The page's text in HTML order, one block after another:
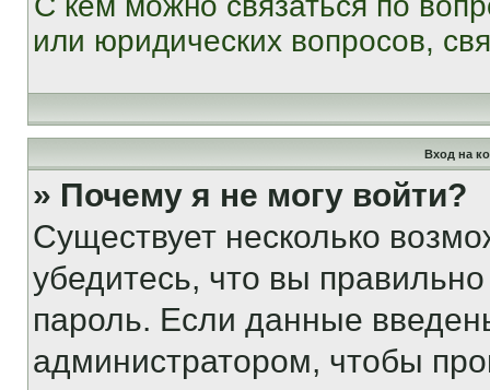
или юридических вопросов,
Вход на
» Почему я не могу войти?
Существует несколько
убедитесь, что вы
пароль. Если данные
администратором, чтобы